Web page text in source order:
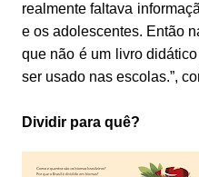
realmente faltava
e os adolescentes. Então
que não é um livro
ser usado nas escolas.”,
Dividir para quê?